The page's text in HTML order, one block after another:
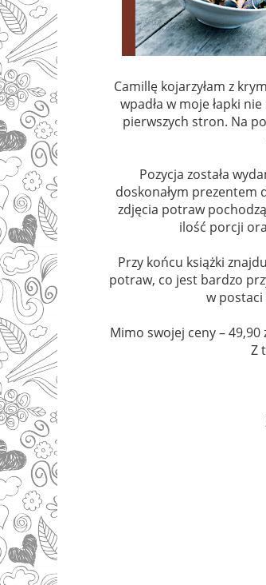
Camillę kojarzyłam z
wpadła w moje łapki
pierwszych stron. Na
Pozycja została
doskonałym prezentem
zdjęcia potraw
ilość porcji
Przy końcu książki
potraw, co jest bardzo
w postaci
Mimo swojej ceny – 49,90
Z